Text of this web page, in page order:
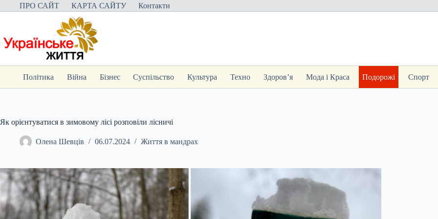
Перейти
до
ПРО САЙТ КАРТА САЙТУ Контакти
Політика Війна Бізнес Суспільство Культура Техно Здоров’я Мода і Краса Подорожі Спорт
Як орієнтуватися в зимовому лісі розповіли лісничі
Олена Шевців 06.07.2024 Життя в мандрах